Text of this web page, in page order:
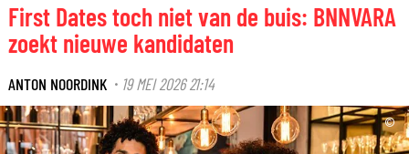
First Dates toch niet van de buis: BNNVARA
zoekt nieuwe kandidaten
ANTON NOORDINK · 19 MEI 2026 21:14
©